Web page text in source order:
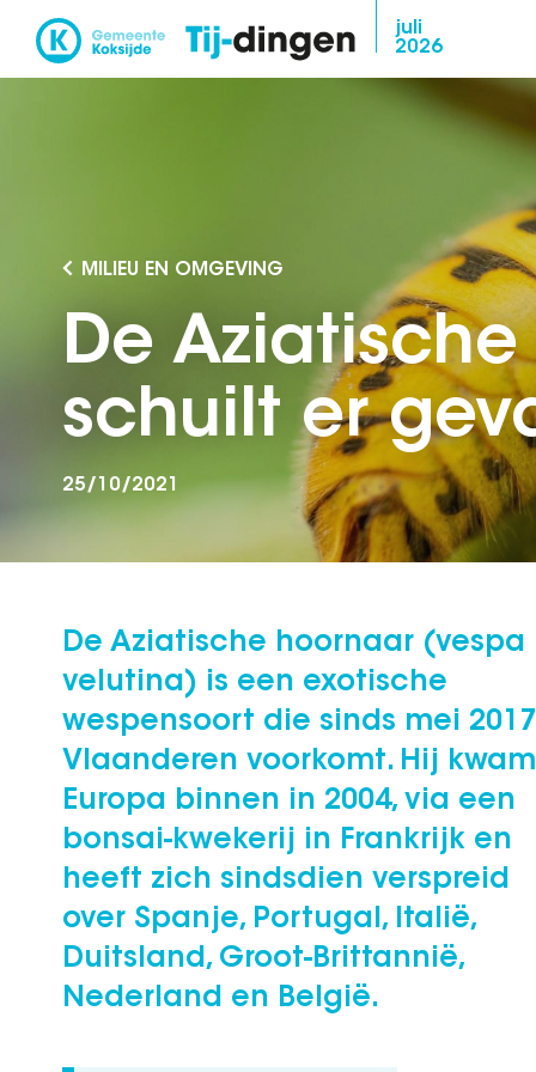
Overslaan
naar
juli
2026
MILIEU EN OMGEVING
De
schuilt er
25/10/2021
De Aziatische hoornaar (vespa
velutina) is een exotische
wespensoort die sinds mei
Vlaanderen voorkomt. Hij kwam
Europa binnen in 2004, via een
bonsai-kwekerij in Frankrijk en
heeft zich sindsdien verspreid
over Spanje, Portugal, Italië,
Duitsland, Groot-Brittannië,
Nederland en België.